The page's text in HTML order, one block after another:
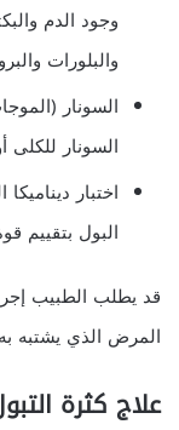
وجود الدم
والبلورات
السونار
السونار
اختبار
البول بتقييم
قد يطلب الطبيب
المرض الذي يشتبه
علاج كثرة